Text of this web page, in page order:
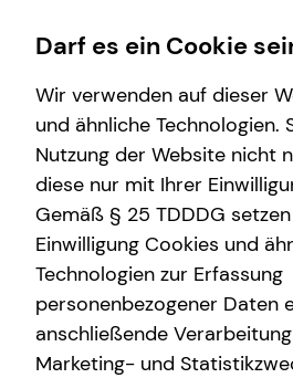
Wissenswertes
Über mich
Interview
Über tecis
Finanzberatung
Videoberatung
Spezialisten-Netzwerk
Private Krankenvorsorge
Immobilienfinanzierung
Service
Kundenportal
Schadenabwicklung
Karriere-Infos
Karrierechancen
Initiativbewerbung
Darf es ein Cookie
Wir verwenden auf dieser
und ähnliche Technologien.
Nutzung der Website nicht
diese nur mit Ihrer
Gemäß § 25 TDDDG
Einwilligung Cookies und
Technologien zur Erfassung
personenbezogener Daten
anschließende
Marketing- und